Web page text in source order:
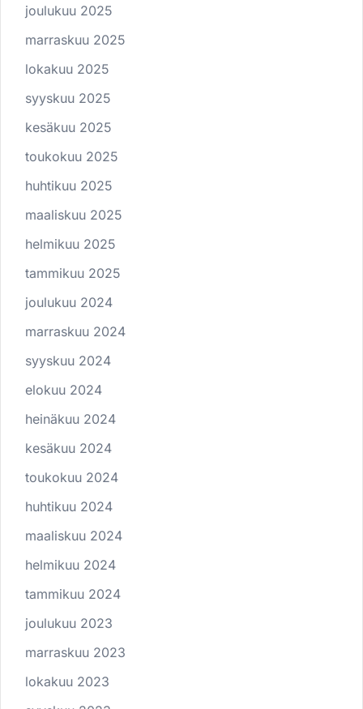
joulukuu 2025
marraskuu 2025
lokakuu 2025
syyskuu 2025
kesäkuu 2025
toukokuu 2025
huhtikuu 2025
maaliskuu 2025
helmikuu 2025
tammikuu 2025
joulukuu 2024
marraskuu 2024
syyskuu 2024
elokuu 2024
heinäkuu 2024
kesäkuu 2024
toukokuu 2024
huhtikuu 2024
maaliskuu 2024
helmikuu 2024
tammikuu 2024
joulukuu 2023
marraskuu 2023
lokakuu 2023